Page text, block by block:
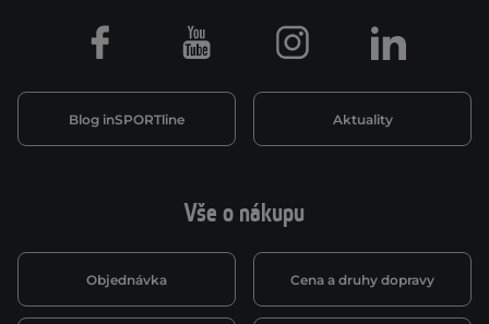
Vše o nákupu
Objednávka Cena a druhy dopravy
Blog inSPORTline Aktuality
Facebook Youtube Instagram LinkedIn